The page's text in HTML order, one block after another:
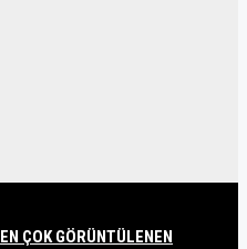
EN ÇOK GÖRÜNTÜLENEN